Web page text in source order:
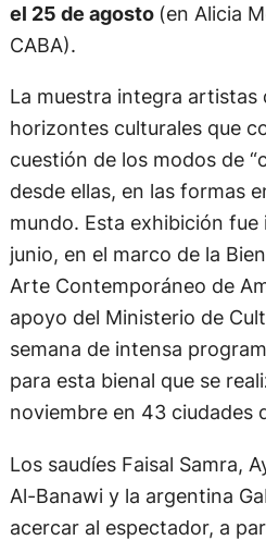
el 25 de agosto (en Alicia
CABA).
La muestra integra artistas
horizontes culturales que
cuestión de los modos de
desde ellas, en las formas
mundo. Esta exhibición fue
junio, en el marco de la
Arte Contemporáneo de
apoyo del Ministerio de
semana de intensa
para esta bienal que se
noviembre en 43 ciudades
Los saudíes Faisal Samra,
Al-Banawi y la argentina
acercar al espectador, a